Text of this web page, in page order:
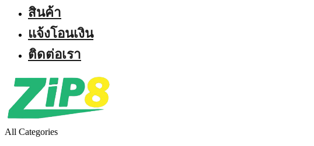
สินค้า
แจ้งโอนเงิน
ติดต่อเรา
All Categories